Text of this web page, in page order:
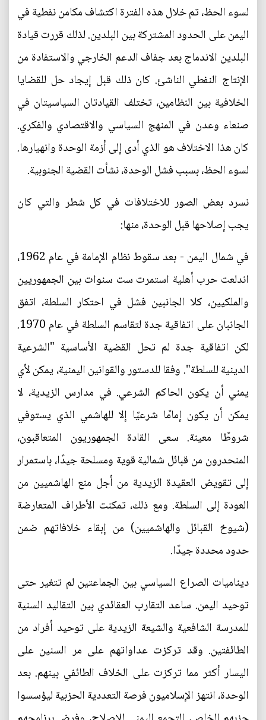
لسوء الحظ، تم خلال هذه الفترة اكتشاف مكامن نفطية في
اليمن على الحدود المشتركة بين البلدين. لذلك قررت قيادة
البلدين الاندماج بعد جفاف الدعم الخارجي والاستفادة من
الإنتاج النفطي الناشئ. كان ذلك قبل إيجاد حل للقضايا
الخلافية بين النظامين، تختلف القيادتان السياسيتان في
صنعاء وعدن في المنهج السياسي والاقتصادي والفكري.
كان هذا الاختلاف هو الذي أدى إلى أزمة الوحدة وانهيارها.
لسوء الحظ، بسبب فشل الوحدة، نشأت القضية الجنوبية.
نسرد بعض الصور للاختلافات في كل شطر والتي كان
يجب إصلاحها قبل الوحدة، منها:
في شمال اليمن - بعد سقوط نظام الإمامة في عام 1962،
اندلعت حرب أهلية استمرت ست سنوات بين الجمهوريين
والملكيين، كلا الجانبين فشل في احتكار السلطة، اتفق
الجانبان على اتفاقية جدة لتقاسم السلطة في عام 1970.
لكن اتفاقية جدة لم تحل القضية الأساسية "الشرعية
الدينية للسلطة". وفقا للدستور والقوانين اليمنية، يمكن لأي
يمني أن يكون الحاكم الشرعي. في مدارس الزيدية، لا
يمكن أن يكون إمامًا شرعيًا إلا للهاشمي الذي يستوفي
شروطًا معينة. سعى القادة الجمهوريون المتعاقبون،
المنحدرون من قبائل شمالية قوية ومسلحة جيدًا، باستمرار
إلى تقويض العقيدة الزيدية من أجل منع الهاشميين من
العودة إلى السلطة. ومع ذلك، تمكنت الأطراف المتعارضة
(شيوخ القبائل والهاشميين) من إبقاء خلافاتهم ضمن
حدود محددة جيدًا.
ديناميات الصراع السياسي بين الجماعتين لم تتغير حتى
توحيد اليمن. ساعد التقارب العقائدي بين التقاليد السنية
للمدرسة الشافعية والشيعة الزيدية على توحيد أفراد من
الطائفتين. وقد تركزت عداواتهم على مر السنين على
اليسار أكثر مما تركزت على الخلاف الطائفي بينهم. بعد
الوحدة، انتهز الإسلاميون فرصة التعددية الحزبية ليؤسسوا